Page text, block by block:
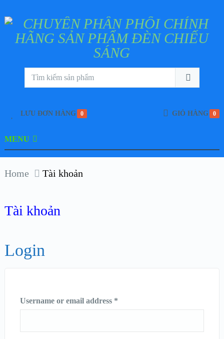
LƯU ĐƠN HÀNG 0 GIỎ HÀNG 0
MENU
Home Tài khoản
Tài khoản
Login
Username or email address *